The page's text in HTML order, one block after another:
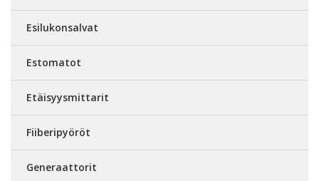
Esilukonsalvat
Estomatot
Etäisyysmittarit
Fiiberipyöröt
Generaattorit